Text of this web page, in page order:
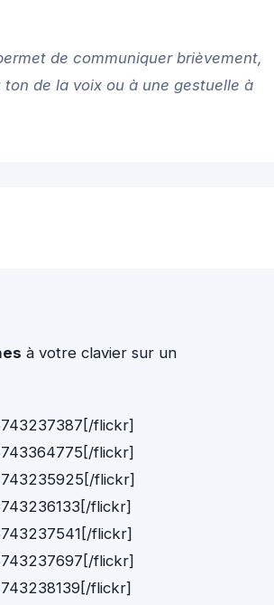
de communiquer brièvement,
de la voix ou à une gestuelle à
à votre clavier sur un
flickr]
flickr]
flickr]
flickr]
flickr]
flickr]
flickr]